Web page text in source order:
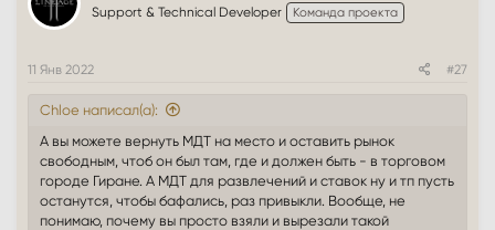
и
и
Support & Technical Developer Команда проекта
11 Янв 2022 #27
Chloe написал(а):
А вы можете вернуть МДТ на место и оставить рынок
свободным, чтоб он был там, где и должен быть - в торговом
городе Гиране. А МДТ для развлечений и ставок ну и тп пусть
останутся, чтобы бафались, раз привыкли. Вообще, не
понимаю, почему вы просто взяли и вырезали такой